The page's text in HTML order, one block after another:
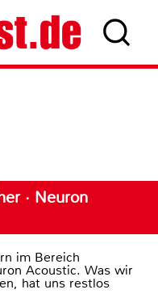
· Neuron
im Bereich
Acoustic. Was wir
hat uns restlos